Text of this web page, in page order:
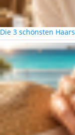
Die 3 schönsten